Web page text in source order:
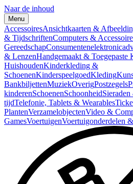
Naar de inhoud
Menu
AccessoiresAnsichtkaarten &
& TijdschriftenComputers &
GereedschapConsumentenelektronica
& LenzenHandgemaakt & Toegepaste
HuishoudenKinderkleding &
SchoenenKinderspeelgoedKleding
BankbiljettenMuziekOverigPostzegels
kinderenSchoenenSchoonheid
tijdTelefonie, Tablets & Wearables
PlantenVerzamelobjectenVideo &
GamesVoertuigenVoertuigonderdelen